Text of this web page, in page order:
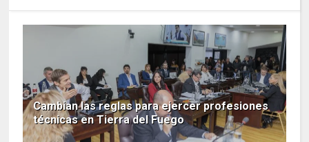
Cambian las reglas para ejercer profesiones
técnicas en Tierra del Fuego